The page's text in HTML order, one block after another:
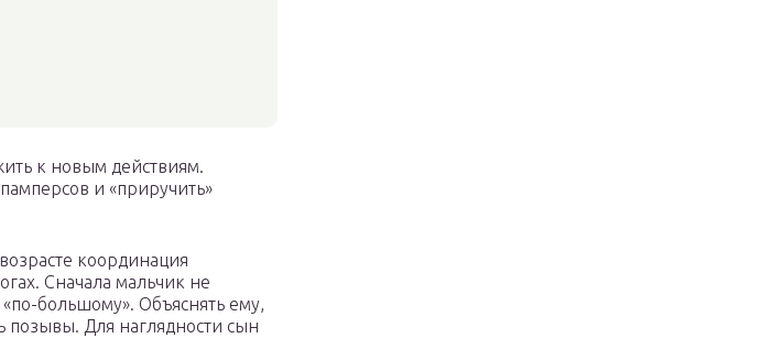
к новым действиям.
и «приручить»
координация
Сначала мальчик не
большому». Объяснять ему,
позывы. Для наглядности сын